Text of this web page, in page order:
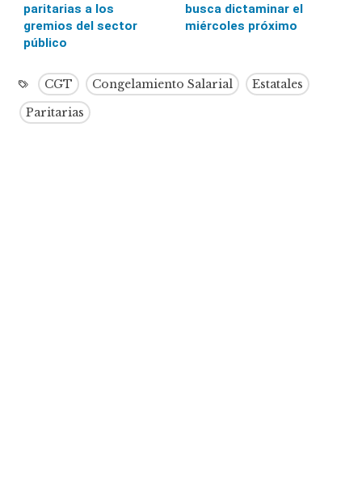
paritarias a los
gremios del sector
público
busca dictaminar el
miércoles próximo
CGT Congelamiento Salarial
Estatales
Paritarias